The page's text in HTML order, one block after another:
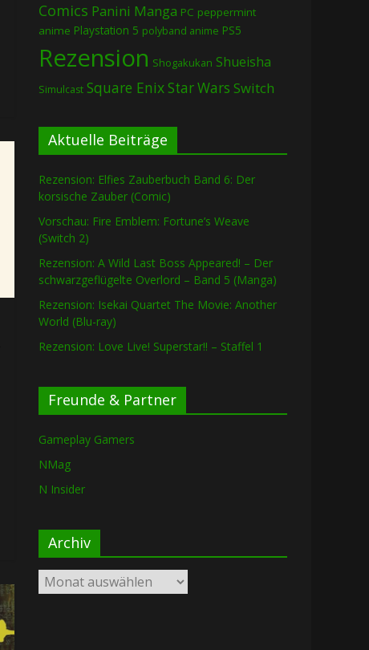
Comics Panini Manga PC peppermint
anime Playstation 5 polyband anime PS5
Rezension Shogakukan Shueisha
Simulcast Square EnixStar Wars Switch
Aktuelle Beiträge
Rezension: Elfies Zauberbuch Band 6: Der
korsische Zauber (Comic)
Vorschau: Fire Emblem: Fortune’s Weave
(Switch 2)
Rezension: A Wild Last Boss Appeared! – Der
schwarzgeflügelte Overlord – Band 5 (Manga)
Rezension: Isekai Quartet The Movie: Another
World (Blu-ray)
Rezension: Love Live! Superstar!! – Staffel 1
Freunde & Partner
Gameplay Gamers
NMag
N Insider
Archiv
Archiv